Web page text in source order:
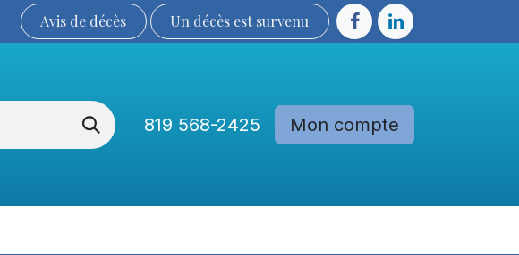
Avis de décès Un décès est sur​​​​​​​​ve​nu​​​​​​​​​​
819 568-2425 Mon compte